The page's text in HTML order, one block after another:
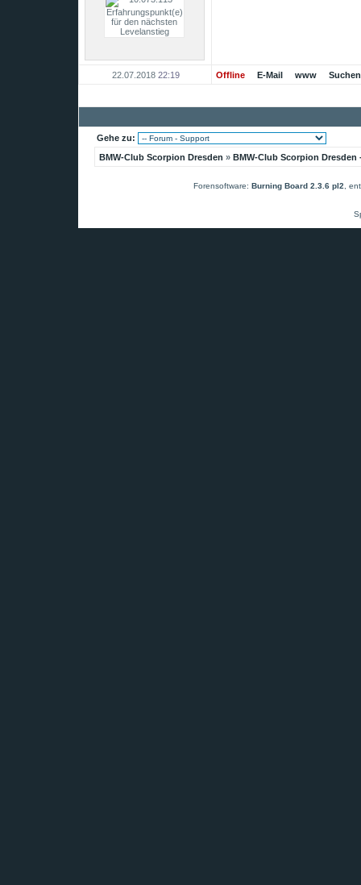
22.07.2018 22:19 Offline E-Mail www Suchen
Gehe zu:
BMW-Club Scorpion Dresden » BMW-Club Scorpion Dresden
Forensoftware: Burning Board 2.3.6 pl2 ,